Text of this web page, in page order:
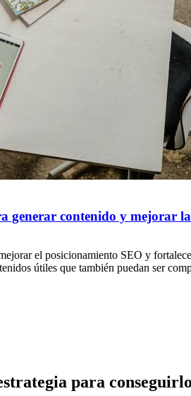
generar contenido y mejorar
el posicionamiento SEO y
útiles que también puedan ser
para